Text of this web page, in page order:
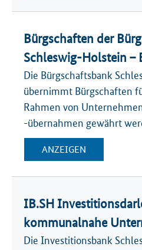
Bürgschaften der
Schleswig-Holstein –
Die Bürgschaftsbank
übernimmt Bürgschaften
Rahmen von
-übernahmen gewährt
ANZEIGEN
IB.SH
kommunalnahe
Die Investitionsbank